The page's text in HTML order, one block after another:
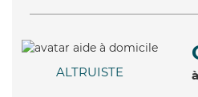
ALTRUISTE